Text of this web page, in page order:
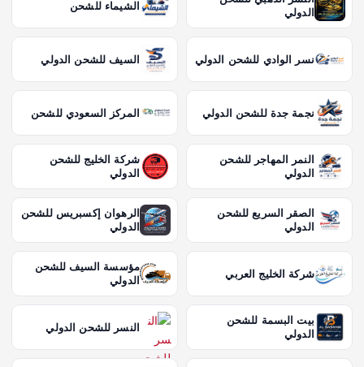
الدولي
الشيماء للشحن
نسر الوادي للشحن الدولي السيف للشحن الدولي
نجمة جدة للشحن الدولي المركز السعودي للشحن
النمر المهاجر للشحن
الدولي
شركة الخليج للشحن
الدولي
الصقر السريع للشحن
الدولي
الرهوان إكسبريس للشحن
الدولي
شركة الخليج العربي
مؤسسة السيف للشحن
الدولي
بيت البسمة للشحن
الدولي
النسر للشحن الدولي